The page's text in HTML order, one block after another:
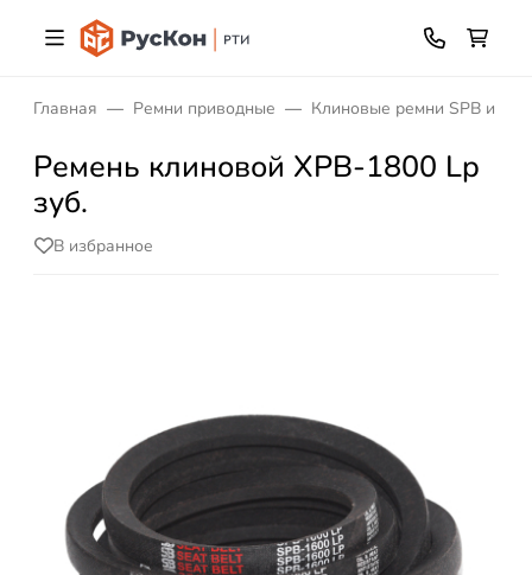
Главная Ремни приводные Клиновые ремни SPB и XPB
Ремень клиновой XPB-1800 Lp
зуб.
В избранное